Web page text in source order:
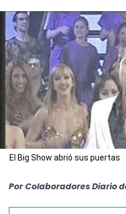
El Big Show abrió sus puertas
Por Colaboradores Diario